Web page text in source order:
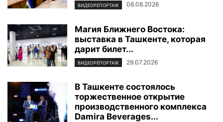
ВИДЕОРЕПОРТАЖ 06.08.2026
Магия Ближнего Востока:
выставка в Ташкенте, которая
дарит билет...
ВИДЕОРЕПОРТАЖ 29.07.2026
В Ташкенте состоялось
торжественное открытие
производственного комплекса
Damira Beverages...